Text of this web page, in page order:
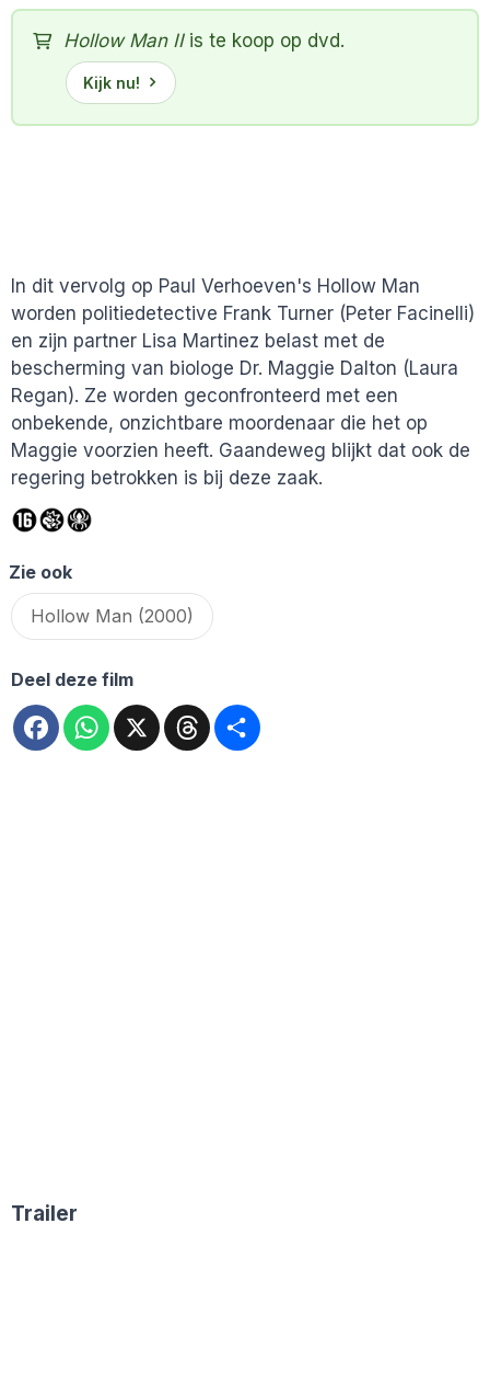
Hollow Man IIis te koop op dvd.
Kijk nu!
In dit vervolg op Paul Verhoeven's Hollow Man
worden politiedetective Frank Turner (Peter Facinelli)
en zijn partner Lisa Martinez belast met de
bescherming van biologe Dr. Maggie Dalton (Laura
Regan). Ze worden geconfronteerd met een
onbekende, onzichtbare moordenaar die het op
Maggie voorzien heeft. Gaandeweg blijkt dat ook de
regering betrokken is bij deze zaak.
Zie ook
Hollow Man (2000)
Deel deze film
FacebookWhatsApp
X Threads
Trailer